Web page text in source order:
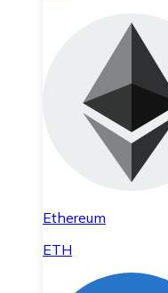
Ethereum
ETH